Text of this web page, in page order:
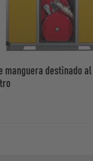
manguera destinado